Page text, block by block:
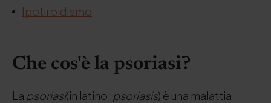
Ipotiroidismo
Che cos'è la psoriasi?
La psoriasi(in latino: psoriasis) è una malattia